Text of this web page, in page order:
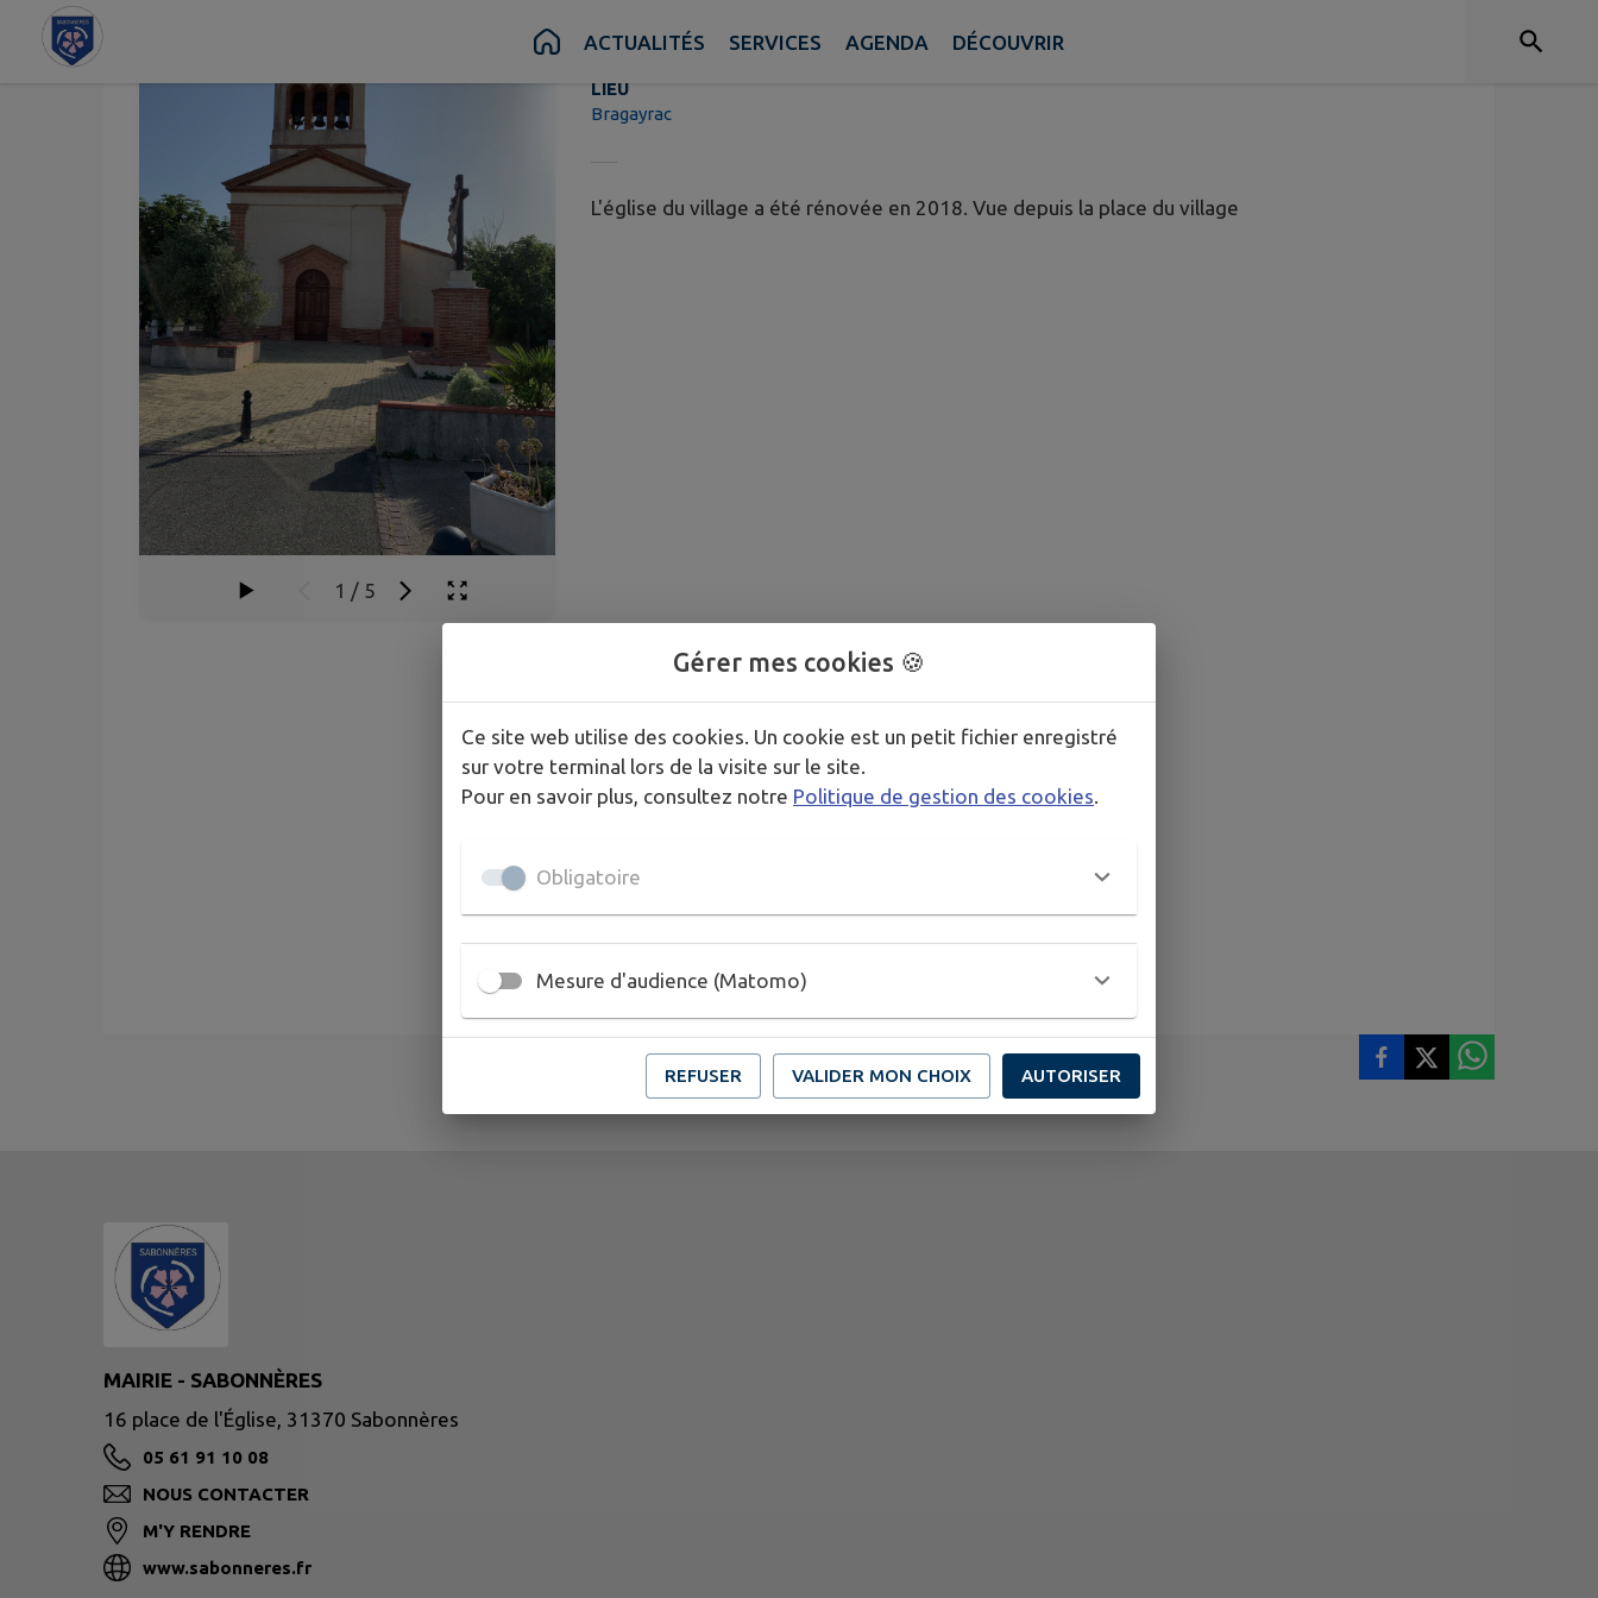
Contenu ACTUALITÉS SERVICES AGENDA DÉCOUVRIR
1 / 5
LIEU
Bragayrac
L'église du village a été rénovée en 2018. Vue depuis la place du village
MAIRIE - SABONNÈRES
16 place de l'Église, 31370 Sabonnères
05 61 91 10 08
NOUS CONTACTER
M'Y RENDRE
www.sabonneres.fr
Gérer mes cookies 🍪
Ce site web utilise des cookies. Un cookie est un petit fichier enregistré
sur votre terminal lors de la visite sur le site.
Pour en savoir plus, consultez notre Politique de gestion des cookies
Obligatoire
Mesure d'audience (Matomo)
REFUSER VALIDER MON CHOIX AUTORISER